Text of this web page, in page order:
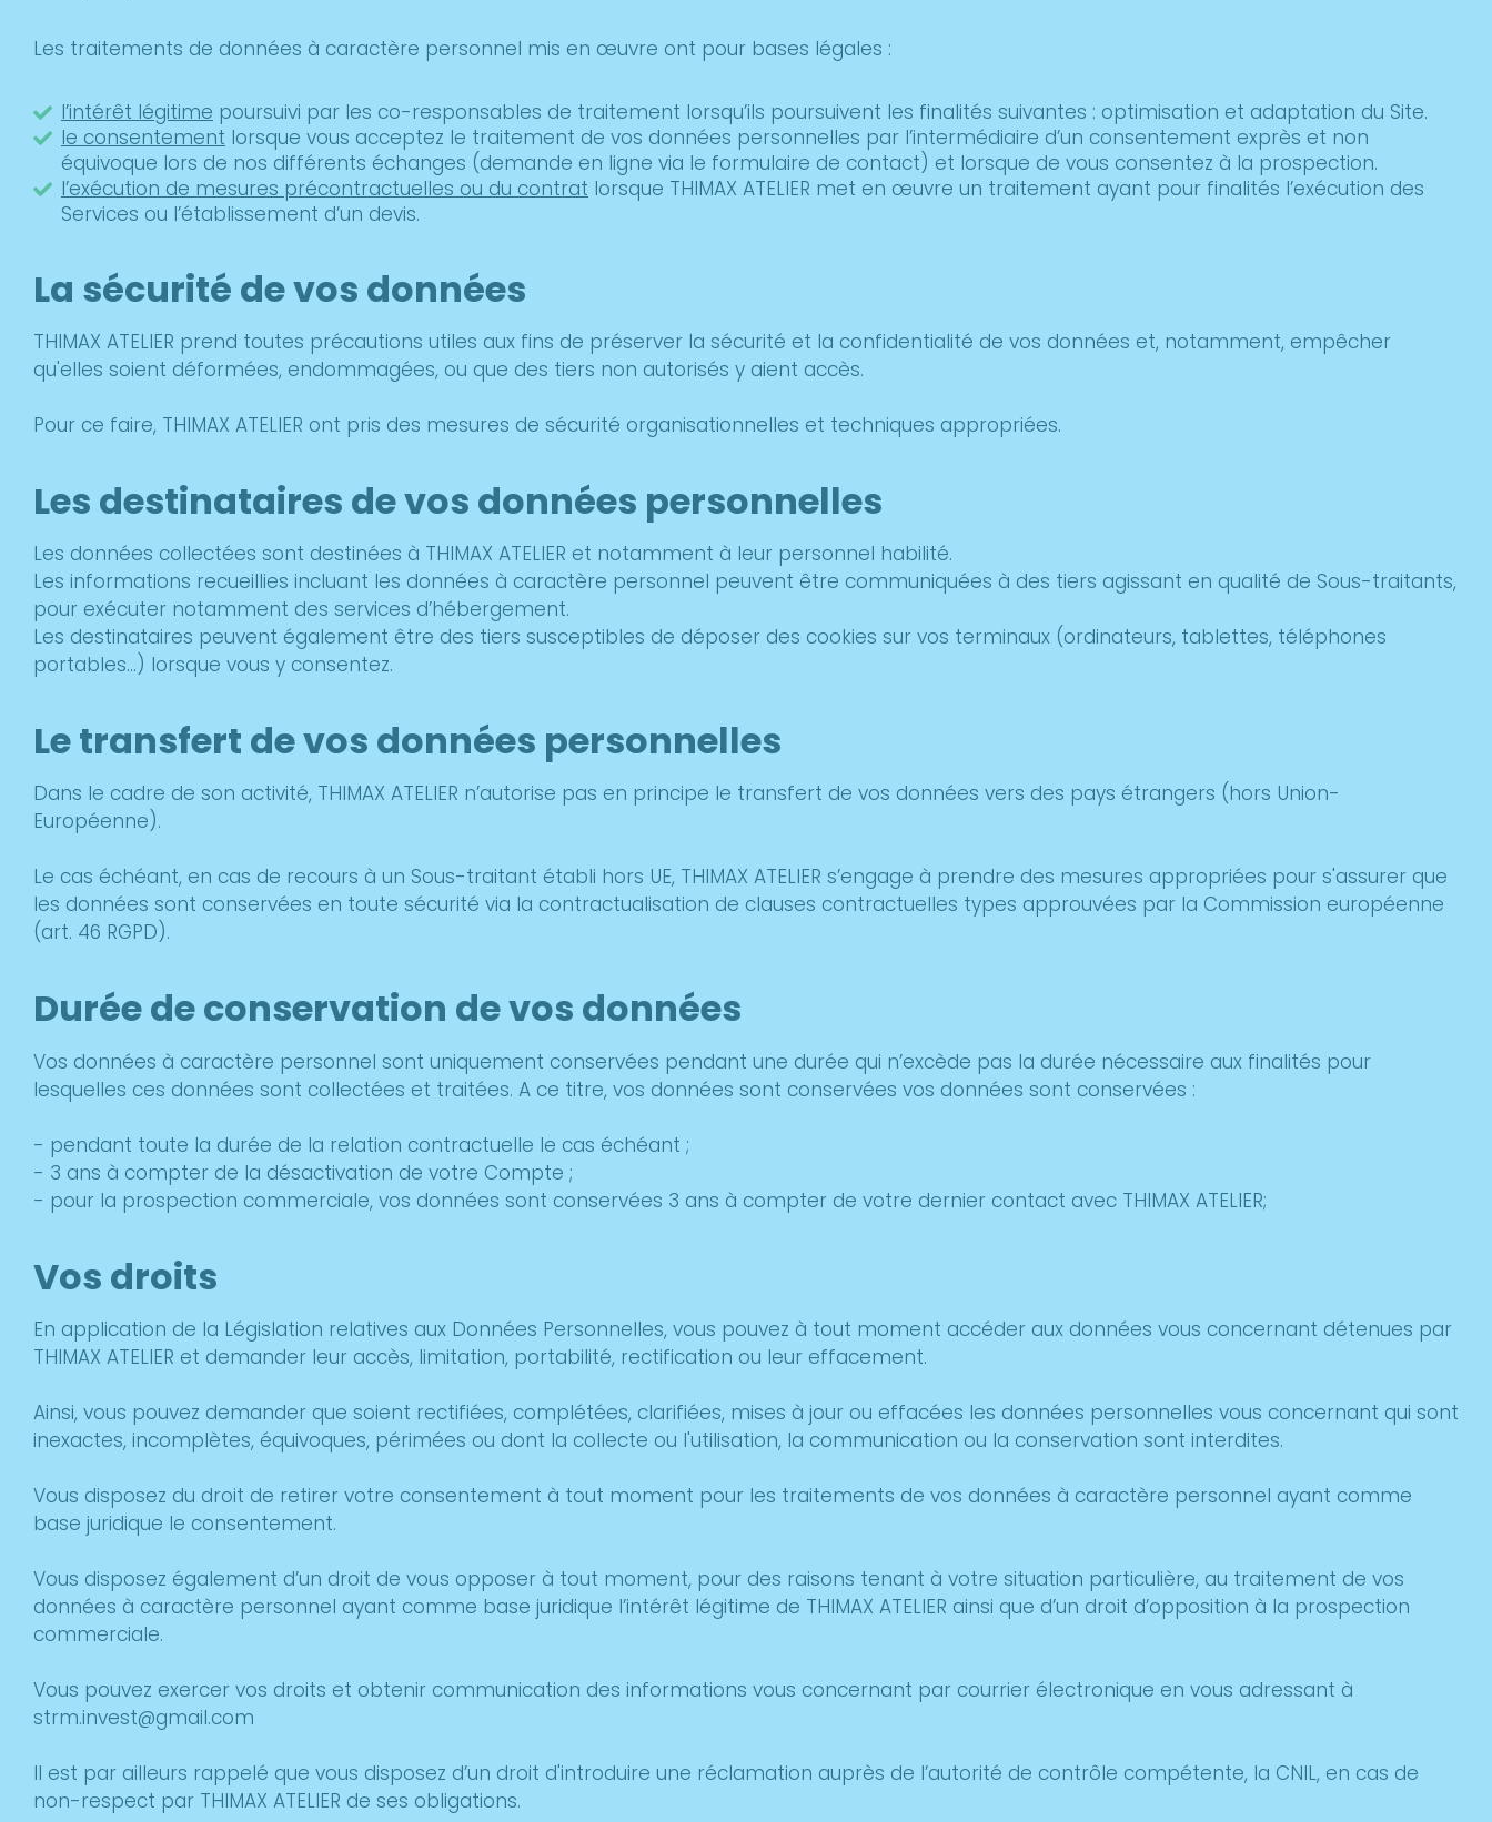
Les traitements de données à caractère personnel mis en œuvre ont pour bases légales :
l’intérêt légitime poursuivi par les co-responsables de traitement lorsqu’ils poursuivent les finalités suivantes : optimisation et adaptation du Site.
le consentement lorsque vous acceptez le traitement de vos données personnelles par l’intermédiaire d’un consentement exprès et non
équivoque lors de nos différents échanges (demande en ligne via le formulaire de contact) et lorsque de vous consentez à la prospection.
l’exécution de mesures précontractuelles ou du contrat lorsque THIMAX ATELIER met en œuvre un traitement ayant pour finalités l’exécution des
Services ou l’établissement d’un devis.
La sécurité de vos données
THIMAX ATELIER prend toutes précautions utiles aux fins de préserver la sécurité et la confidentialité de vos données et, notamment, empêcher
qu'elles soient déformées, endommagées, ou que des tiers non autorisés y aient accès.
Pour ce faire, THIMAX ATELIER ont pris des mesures de sécurité organisationnelles et techniques appropriées.
Les destinataires de vos données personnelles
Les données collectées sont destinées à THIMAX ATELIER et notamment à leur personnel habilité.
Les informations recueillies incluant les données à caractère personnel peuvent être communiquées à des tiers agissant en qualité de Sous-traitants,
pour exécuter notamment des services d’hébergement.
Les destinataires peuvent également être des tiers susceptibles de déposer des cookies sur vos terminaux (ordinateurs, tablettes, téléphones
portables…) lorsque vous y consentez.
Le transfert de vos données personnelles
Dans le cadre de son activité, THIMAX ATELIER n’autorise pas en principe le transfert de vos données vers des pays étrangers (hors Union-
Européenne).
Le cas échéant, en cas de recours à un Sous-traitant établi hors UE, THIMAX ATELIER s’engage à prendre des mesures appropriées pour s'assurer que
les données sont conservées en toute sécurité via la contractualisation de clauses contractuelles types approuvées par la Commission européenne
(art. 46 RGPD).
Durée de conservation de vos données
Vos données à caractère personnel sont uniquement conservées pendant une durée qui n’excède pas la durée nécessaire aux finalités pour
lesquelles ces données sont collectées et traitées. A ce titre, vos données sont conservées vos données sont conservées :
- pendant toute la durée de la relation contractuelle le cas échéant ;
- 3 ans à compter de la désactivation de votre Compte ;
- pour la prospection commerciale, vos données sont conservées 3 ans à compter de votre dernier contact avec THIMAX ATELIER;
Vos droits
En application de la Législation relatives aux Données Personnelles, vous pouvez à tout moment accéder aux données vous concernant détenues par
THIMAX ATELIER et demander leur accès, limitation, portabilité, rectification ou leur effacement.
Ainsi, vous pouvez demander que soient rectifiées, complétées, clarifiées, mises à jour ou effacées les données personnelles vous concernant qui sont
inexactes, incomplètes, équivoques, périmées ou dont la collecte ou l'utilisation, la communication ou la conservation sont interdites.
Vous disposez du droit de retirer votre consentement à tout moment pour les traitements de vos données à caractère personnel ayant comme
base juridique le consentement.
Vous disposez également d’un droit de vous opposer à tout moment, pour des raisons tenant à votre situation particulière, au traitement de vos
données à caractère personnel ayant comme base juridique l’intérêt légitime de THIMAX ATELIER ainsi que d’un droit d’opposition à la prospection
commerciale.
Vous pouvez exercer vos droits et obtenir communication des informations vous concernant par courrier électronique en vous adressant à
strm.invest@gmail.com
Il est par ailleurs rappelé que vous disposez d’un droit d'introduire une réclamation auprès de l’autorité de contrôle compétente, la CNIL, en cas de
non-respect par THIMAX ATELIER de ses obligations.